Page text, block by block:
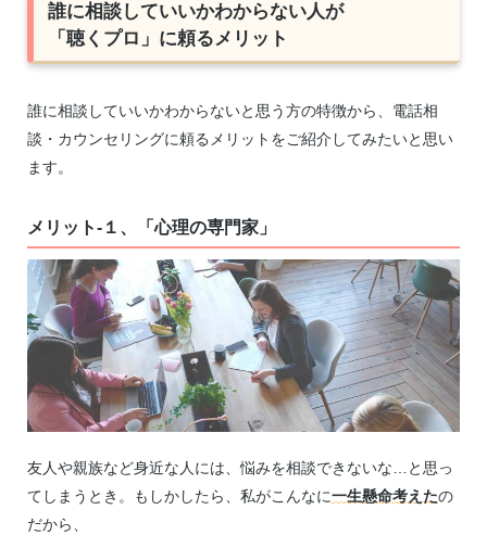
誰に相談していいかわからない人が
「聴くプロ」に頼るメリット
誰に相談していいかわからないと思う方の特徴から、電話相
談・カウンセリングに頼るメリットをご紹介してみたいと思い
ます。
メリット-１、「心理の専門家」
友人や親族など身近な人には、悩みを相談できないな…と思っ
てしまうとき。もしかしたら、私がこんなに一生懸命考えたの
だから、